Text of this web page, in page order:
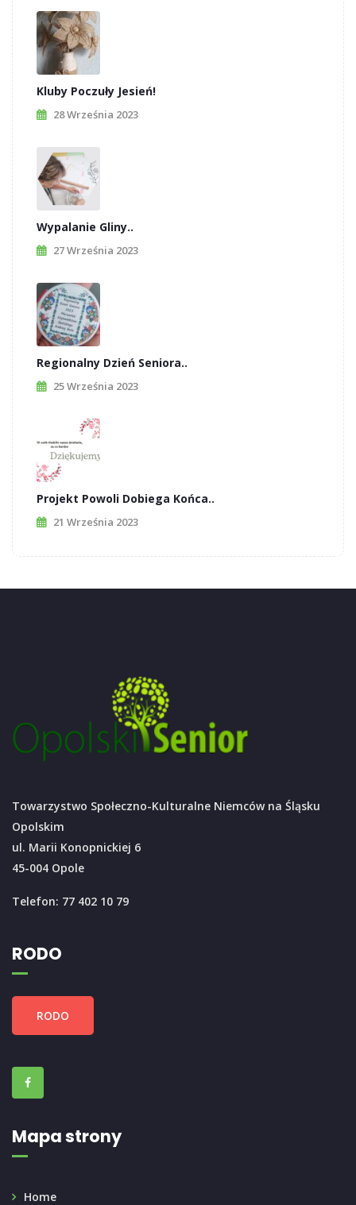
Kluby Poczuły Jesień!
28 Września 2023
Wypalanie Gliny..
27 Września 2023
Regionalny Dzień Seniora..
25 Września 2023
Projekt Powoli Dobiega Końca..
21 Września 2023
Towarzystwo Społeczno-Kulturalne Niemców na Śląsku
Opolskim
ul. Marii Konopnickiej 6
45-004 Opole
Telefon: 77 402 10 79
RODO
RODO
Mapa strony
Home